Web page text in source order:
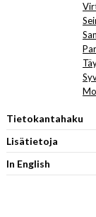
Tietokantahaku
Lisätietoja
In English